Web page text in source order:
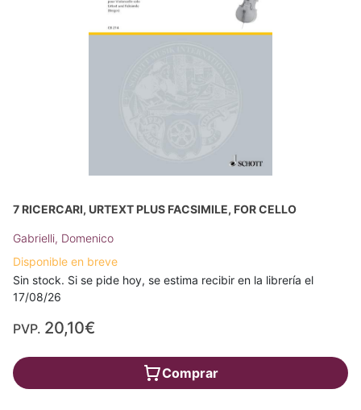
7 RICERCARI, URTEXT PLUS FACSIMILE, FOR CELLO
Gabrielli, Domenico
Disponible en breve
Sin stock. Si se pide hoy, se estima recibir en la librería el
17/08/26
PVP. 20,10€
Comprar